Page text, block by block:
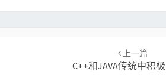
上一篇
C++和JAVA传统中积